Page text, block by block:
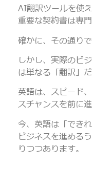
AI翻訳ツールを使え
重要な契約書は専
確かに、その通りで
しかし、実際のビ
は単なる「翻訳」
英語は、スピード
スチャンスを前に
今、英語は「でき
ビジネスを進める
りつつあります。